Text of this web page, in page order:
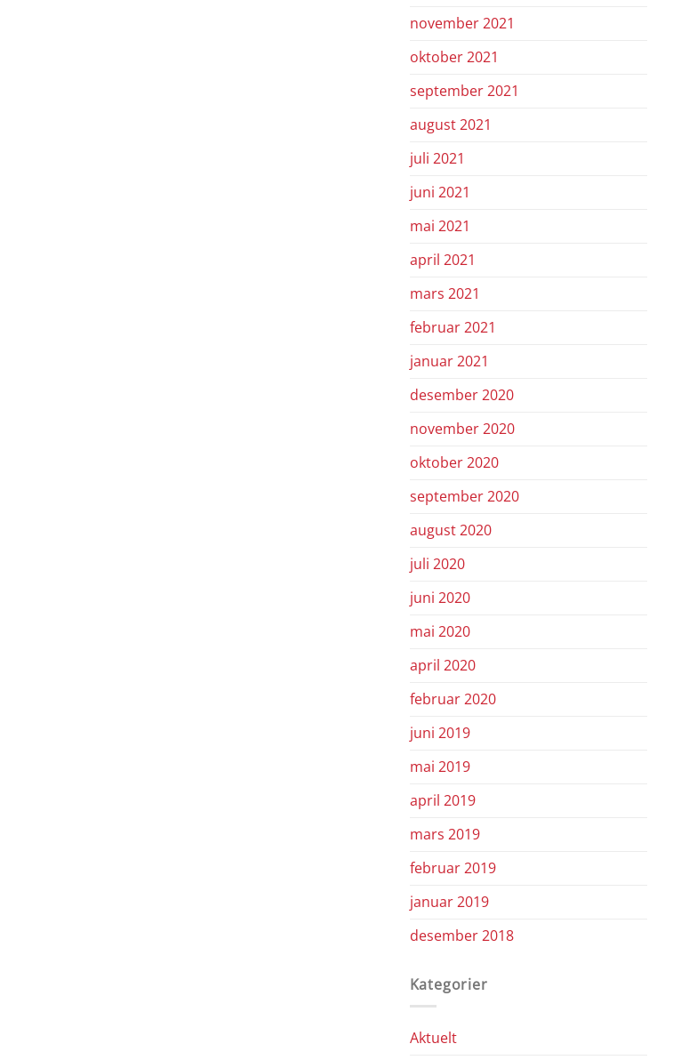
november 2021
oktober 2021
september 2021
august 2021
juli 2021
juni 2021
mai 2021
april 2021
mars 2021
februar 2021
januar 2021
desember 2020
november 2020
oktober 2020
september 2020
august 2020
juli 2020
juni 2020
mai 2020
april 2020
februar 2020
juni 2019
mai 2019
april 2019
mars 2019
februar 2019
januar 2019
desember 2018
Kategorier
Aktuelt